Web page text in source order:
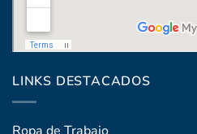
LINKS DESTACADOS
Ropa de Trabajo